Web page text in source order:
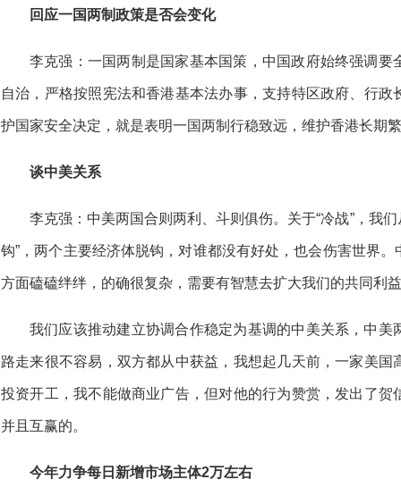
回应一国两制政策是否会变化
李克强：一国两制是国家基本国策，中国政府始终强调
自治，严格按照宪法和香港基本法办事，支持特区政府、行
护国家安全决定，就是表明一国两制行稳致远，维护香港长期
谈中美关系
李克强：中美两国合则两利、斗则俱伤。关于“冷战”，我
钩”，两个主要经济体脱钩，对谁都没有好处，也会伤害世界
方面磕磕绊绊，的确很复杂，需要有智慧去扩大我们的共同利
我们应该推动建立协调合作稳定为基调的中美关系，中
路走来很不容易，双方都从中获益，我想起几天前，一家美
投资开工，我不能做商业广告，但对他的行为赞赏，发出了
并且互赢的。
今年力争每日新增市场主体2万左右